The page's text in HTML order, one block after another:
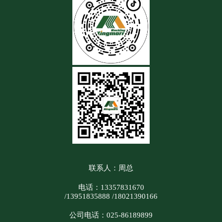
联系人：周总
电话：13357831670
/13951835888 /18021390166
公司电话：025-86189899